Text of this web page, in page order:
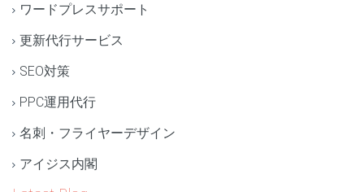
ワードプレスサポート
更新代行サービス
SEO対策
PPC運用代行
名刺・フライヤーデザイン
アイジス内閣